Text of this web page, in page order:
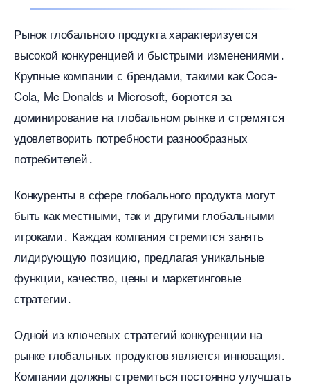
Рынок глобального продукта характеризуется
ысокой конкуренцией и быстрыми изменениями․
Крупные компании с брендами, такими как Coca-
Cola, Mc Donalds и Microsoft, борются за
доминирование на глобальном рынке и стремятся
удовлетворить потребности разнообразных
потребителей․
Конкуренты в сфере глобального продукта могут
ыть как местными, так и другими глобальными
игроками․ Каждая компания стремится занять
лидирующую позицию, предлагая уникальные
функции, качество, цены и маркетинговые
стратегии․
Одной из ключевых стратегий конкуренции на
рынке глобальных продуктов является инновация․
Компании должны стремиться постоянно улучшать